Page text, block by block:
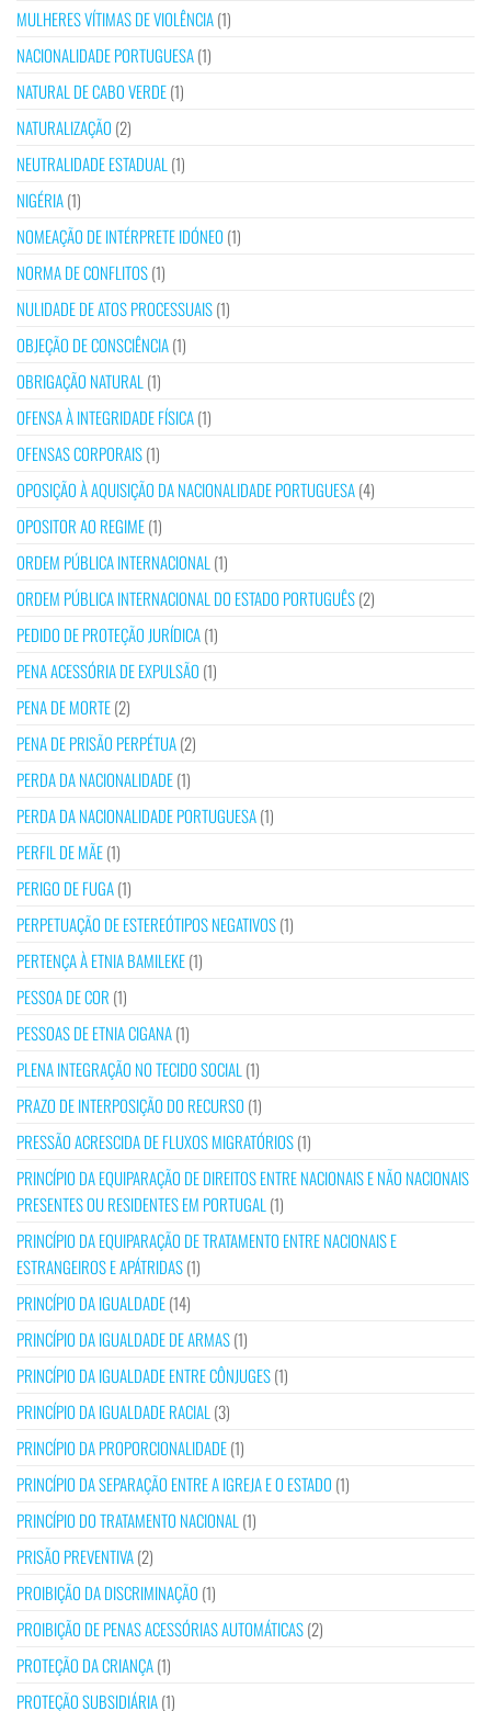
MULHERES VÍTIMAS DE VIOLÊNCIA(1)
NACIONALIDADE PORTUGUESA(1)
NATURAL DE CABO VERDE(1)
NATURALIZAÇÃO (2)
NEUTRALIDADE ESTADUAL (1)
NIGÉRIA(1)
NOMEAÇÃO DE INTÉRPRETE IDÓNEO (1)
NORMA DE CONFLITOS(1)
NULIDADE DE ATOS PROCESSUAIS(1)
OBJEÇÃO DE CONSCIÊNCIA(1)
OBRIGAÇÃO NATURAL (1)
OFENSA À INTEGRIDADE FÍSICA(1)
OFENSAS CORPORAIS(1)
OPOSIÇÃO À AQUISIÇÃO DA NACIONALIDADE PORTUGUESA(4)
OPOSITOR AO REGIME(1)
ORDEM PÚBLICA INTERNACIONAL (1)
ORDEM PÚBLICA INTERNACIONAL DO ESTADO PORTUGUÊS(2)
PEDIDO DE PROTEÇÃO JURÍDICA(1)
PENA ACESSÓRIA DE EXPULSÃO (1)
PENA DE MORTE(2)
PENA DE PRISÃO PERPÉTUA(2)
PERDA DA NACIONALIDADE(1)
PERDA DA NACIONALIDADE PORTUGUESA(1)
PERFIL DE MÃE(1)
PERIGO DE FUGA(1)
PERPETUAÇÃO DE ESTEREÓTIPOS NEGATIVOS(1)
PERTENÇA À ETNIA BAMILEKE(1)
PESSOA DE COR (1)
PESSOAS DE ETNIA CIGANA(1)
PLENA INTEGRAÇÃO NO TECIDO SOCIAL (1)
PRAZO DE INTERPOSIÇÃO DO RECURSO (1)
PRESSÃO ACRESCIDA DE FLUXOS MIGRATÓRIOS(1)
PRINCÍPIO DA EQUIPARAÇÃO DE DIREITOS ENTRE NACIONAIS E NÃO NACIONAIS
PRESENTES OU RESIDENTES EM PORTUGAL (1)
PRINCÍPIO DA EQUIPARAÇÃO DE TRATAMENTO ENTRE NACIONAIS E
ESTRANGEIROS E APÁTRIDAS(1)
PRINCÍPIO DA IGUALDADE(14)
PRINCÍPIO DA IGUALDADE DE ARMAS(1)
PRINCÍPIO DA IGUALDADE ENTRE CÔNJUGES(1)
PRINCÍPIO DA IGUALDADE RACIAL (3)
PRINCÍPIO DA PROPORCIONALIDADE(1)
PRINCÍPIO DA SEPARAÇÃO ENTRE A IGREJA E O ESTADO (1)
PRINCÍPIO DO TRATAMENTO NACIONAL (1)
PRISÃO PREVENTIVA(2)
PROIBIÇÃO DA DISCRIMINAÇÃO (1)
PROIBIÇÃO DE PENAS ACESSÓRIAS AUTOMÁTICAS(2)
PROTEÇÃO DA CRIANÇA(1)
PROTEÇÃO SUBSIDIÁRIA(1)